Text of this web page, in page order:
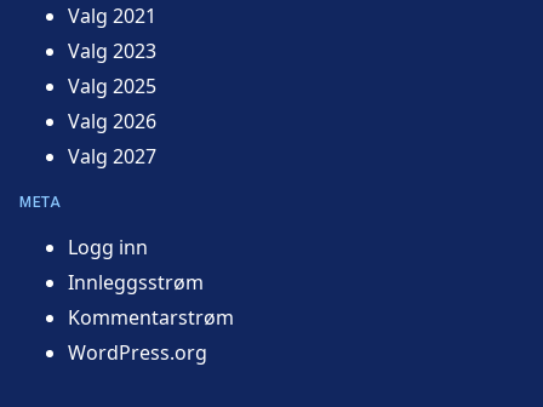
Valg 2021
Valg 2023
Valg 2025
Valg 2026
Valg 2027
META
Logg inn
Innleggsstrøm
Kommentarstrøm
WordPress.org